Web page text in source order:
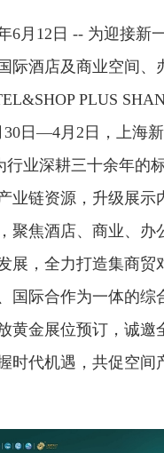
月12日 -- 为迎接新
际酒店及商业空间、
PLUS
30日—4月2日，上海
行业深耕三十余年的
业链资源，升级展示
聚焦酒店、商业、办
展，全力打造集商贸
国际合作为一体的综
黄金展位预订，诚邀
时代机遇，共促空间